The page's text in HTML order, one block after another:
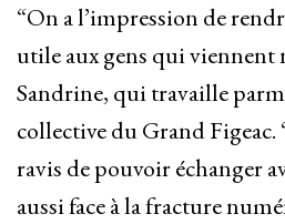
“On a l’impression de
utile aux gens qui viennent
Sandrine, qui travaille
collective du Grand
ravis de pouvoir échanger
aussi face à la fracture